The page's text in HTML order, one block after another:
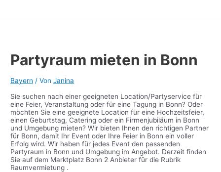
Partyraum mieten in Bonn
Bayern / VonJanina
Sie suchen nach einer geeigneten Location/Partyservice für
eine Feier, Veranstaltung oder für eine Tagung in Bonn? Oder
möchten Sie eine geeignete Location für eine Hochzeitsfeier,
einen Geburtstag, Catering oder ein Firmenjubiläum in Bonn
und Umgebung mieten? Wir bieten Ihnen den richtigen Partner
für Bonn, damit Ihr Event oder Ihre Feier in Bonn ein voller
Erfolg wird. Wir haben für jedes Event den passenden
Partyraum in Bonn und Umgebung im Angebot. Derzeit finden
Sie auf dem Marktplatz Bonn 2 Anbieter für die Rubrik
Raumvermietung .